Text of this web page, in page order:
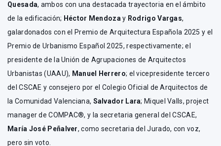
Quesada, ambos con una destacada trayectoria en el ámbito
de la edificación; Héctor Mendoza y Rodrigo Vargas,
galardonados con el Premio de Arquitectura Española 2025 y el
Premio de Urbanismo Español 2025, respectivamente; el
presidente de la Unión de Agrupaciones de Arquitectos
Urbanistas (UAAU), Manuel Herrero; el vicepresidente tercero
del CSCAE y consejero por el Colegio Oficial de Arquitectos de
la Comunidad Valenciana, Salvador Lara; Miquel Valls, project
manager de COMPAC®, y la secretaria general del CSCAE,
María José Peñalver, como secretaria del Jurado, con voz,
pero sin voto.